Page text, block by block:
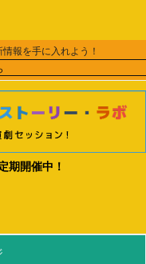
報を手に入れよう！
期開催中！